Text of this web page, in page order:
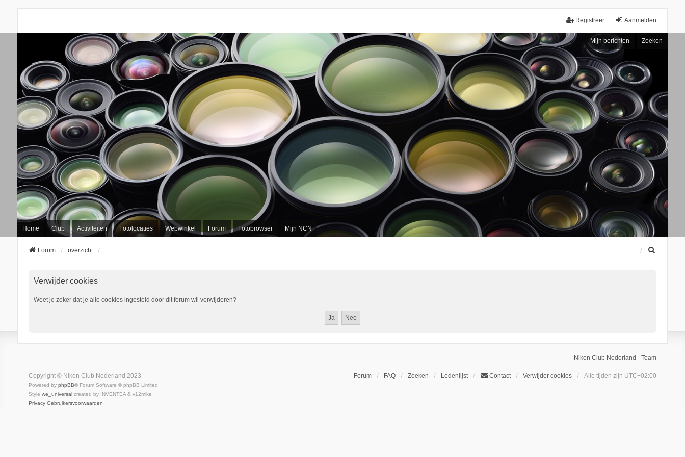
Aanmelden
Registreer
Mijn berichten Zoeken
Home Club Activiteiten Fotolocaties Webwinkel Forum Fotobrowser Mijn NCN
Forum overzicht
Verwijder cookies
Weet je zeker dat je alle cookies ingesteld door dit forum wil verwijderen?
Nikon Club Nederland - Team
Forum FAQ Zoeken Ledenlijst Contact Verwijder cookies Alle tijden zijn UTC+02:00
Copyright © Nikon Club Nederland 2023
Powered by phpBB® Forum Software © phpBB Limited
Style we_universalcreated by INVENTEA & v12mike
Privacy Gebruikersvoorwaarden